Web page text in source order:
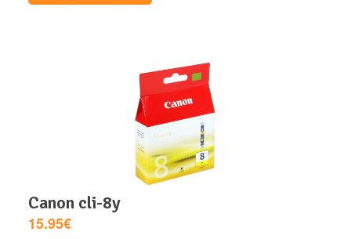
canon cli-8y
15.95€